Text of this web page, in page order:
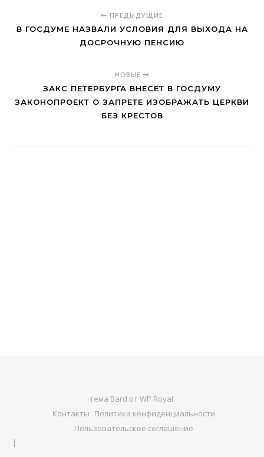
ПРЕДЫДУЩИЕ
В ГОСДУМЕ НАЗВАЛИ УСЛОВИЯ ДЛЯ ВЫХОДА НА
ДОСРОЧНУЮ ПЕНСИЮ
НОВЫЕ
ЗАКС ПЕТЕРБУРГА ВНЕСЕТ В ГОСДУМУ
ЗАКОНОПРОЕКТ О ЗАПРЕТЕ ИЗОБРАЖАТЬ ЦЕРКВИ
БЕЗ КРЕСТОВ
тема Bard от WP Royal.
Контакты Политика конфиденциальности
Пользовательское соглашение